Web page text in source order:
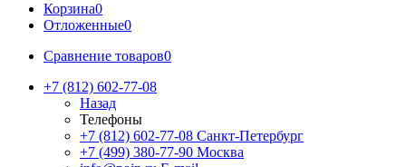
Корзина0
Отложенные0
Сравнение товаров0
+7 (812) 602-77-08
Назад
Телефоны
+7 (812) 602-77-08 Санкт-Петербург
+7 (499) 380-77-90 Москва